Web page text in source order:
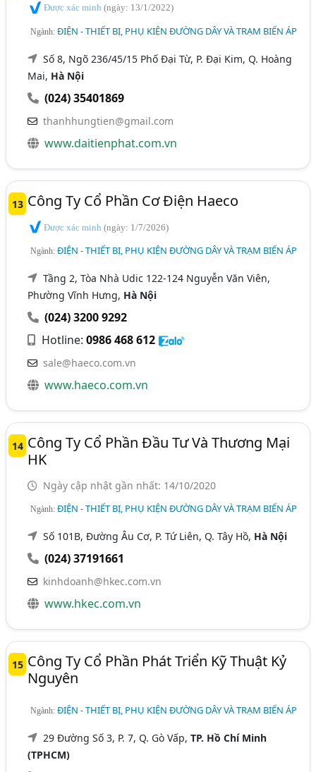
Được xác minh(ngày: 13/1/2022)
Ngành:ĐIỆN - THIẾT BỊ, PHỤ KIỆN ĐƯỜNG DÂY VÀ TRẠM BIẾN ÁP
Số 8, Ngõ 236/45/15 Phố Đại Từ, P. Đại Kim, Q. Hoàng
Mai, Hà Nội
(024) 35401869
thanhhungtien@gmail.com
www.daitienphat.com.vn
13 Công Ty Cổ Phần Cơ Điện Haeco
Được xác minh(ngày: 1/7/2026)
Ngành:ĐIỆN - THIẾT BỊ, PHỤ KIỆN ĐƯỜNG DÂY VÀ TRẠM BIẾN ÁP
Tầng 2, Tòa Nhà Udic 122-124 Nguyễn Văn Viên,
Phường Vĩnh Hưng, Hà Nội
(024) 3200 9292
Hotline:0986 468 612
sale@haeco.com.vn
www.haeco.com.vn
14 Công Ty Cổ Phần Đầu Tư Và Thương Mại
HK
Ngày cập nhật gần nhất: 14/10/2020
Ngành:ĐIỆN - THIẾT BỊ, PHỤ KIỆN ĐƯỜNG DÂY VÀ TRẠM BIẾN ÁP
Số 101B, Đường Âu Cơ, P. Tứ Liên, Q. Tây Hồ, Hà Nội
(024) 37191661
kinhdoanh@hkec.com.vn
www.hkec.com.vn
15 Công Ty Cổ Phần Phát Triển Kỹ Thuật Kỷ
Nguyên
Ngành:ĐIỆN - THIẾT BỊ, PHỤ KIỆN ĐƯỜNG DÂY VÀ TRẠM BIẾN ÁP
29 Đường Số 3, P. 7, Q. Gò Vấp,TP. Hồ Chí Minh
(TPHCM)